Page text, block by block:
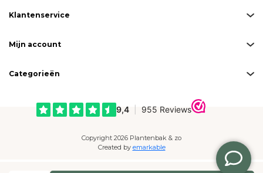
Klantenservice
Mijn account
Categorieën
Copyright 2026 Plantenbak & zo
Created by emarkable